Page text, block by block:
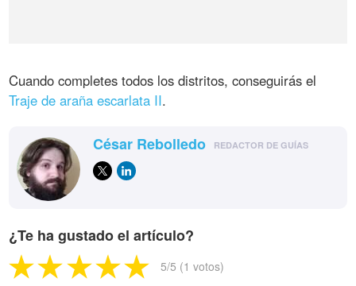
Cuando completes todos los distritos, conseguirás el
Traje de araña escarlata II.
César Rebolledo REDACTOR DE GUÍAS
¿Te ha gustado el artículo?
5/5 (1 votos)